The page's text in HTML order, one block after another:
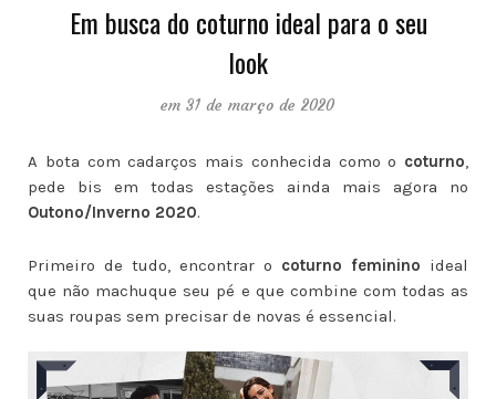
Em busca do coturno ideal para o seu
look
em 31 de março de 2020
A bota com cadarços mais conhecida como o coturno,
pede bis em todas estações ainda mais agora no
Outono/Inverno 2020.
Primeiro de tudo, encontrar o coturno feminino ideal
que não machuque seu pé e que combine com todas as
suas roupas sem precisar de novas é essencial.